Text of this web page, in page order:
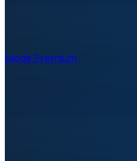
Mode Premium